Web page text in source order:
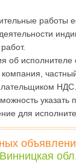
работы
для